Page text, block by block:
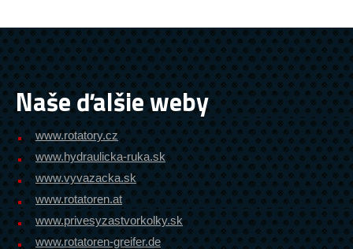
Naše ďalšie weby
www.rotatory.cz
www.hydraulicka-ruka.sk
www.vyvazacka.sk
www.rotatoren.at
www.privesyzastvorkolky.sk
www.rotatoren-greifer.de